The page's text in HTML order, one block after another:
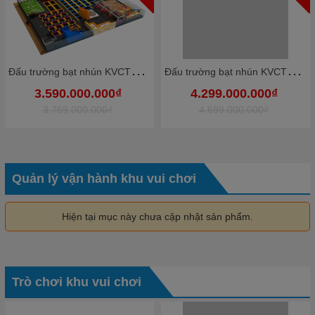
Đ
ấu trường bạt nhún KVCTP9012- Trampoline park rộng lớn chuẩn quốc tế - Công viên bạt nhún vôi nhộn
3.590.000.000₫
Đ
ấu trường bạt nhún KVCTP9010- Trampoline park rộng lớn chuẩn quốc tế - Công viên bạt nhún vôi nhộn
4.299.000.000₫
Quản lý vận hành khu vui chơi
Hiện tại mục này chưa cập nhật sản phẩm.
Trò chơi khu vui chơi